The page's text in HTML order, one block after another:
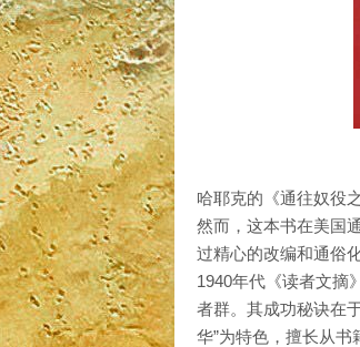
哈耶克的《通往奴役
然而，这本书在美国
过精心的改编和通俗
1940年代《读者文摘
者群。其成功秘诀在
华”为特色，擅长从